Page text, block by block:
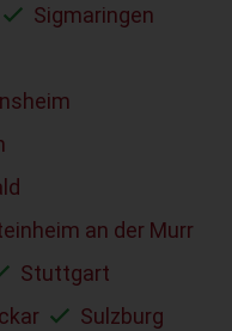
Sigmaringen
an der Murr
Stuttgart
Sulzburg